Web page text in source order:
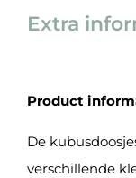
Extra
Product
De
verschillende